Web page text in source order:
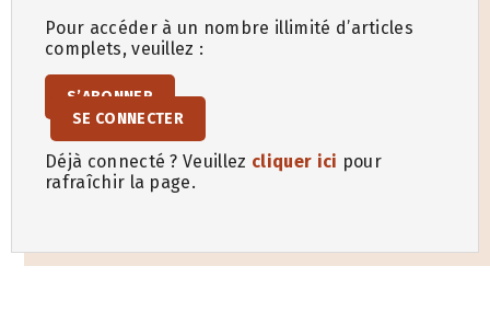
Pour accéder à un nombre illimité d’articles
complets, veuillez :
S’ABONNER
SE CONNECTER
Déjà connecté ? Veuillez cliquer ici pour
rafraîchir la page.